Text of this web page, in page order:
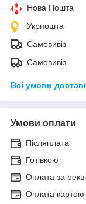
Нова Пошта
Укрпошта
Самовивіз
Самовивіз
Всі умови
Умови оплати
Післяплата
Готівкою
Оплата за
Оплата